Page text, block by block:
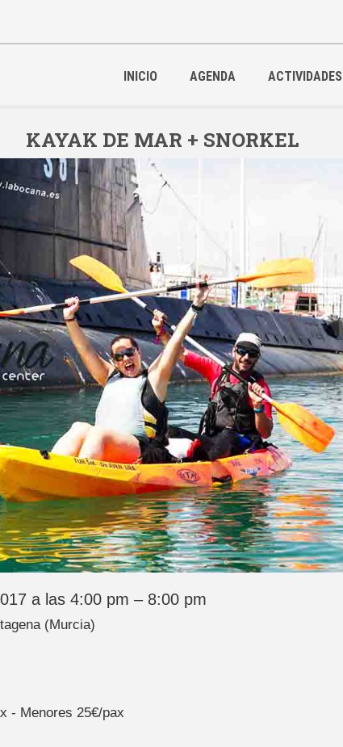
INICIO AGENDA ACTIVIDADES
KAYAK DE MAR + SNORKEL
a las 4:00 pm – 8:00 pm
(Murcia)
- Menores 25€/pax